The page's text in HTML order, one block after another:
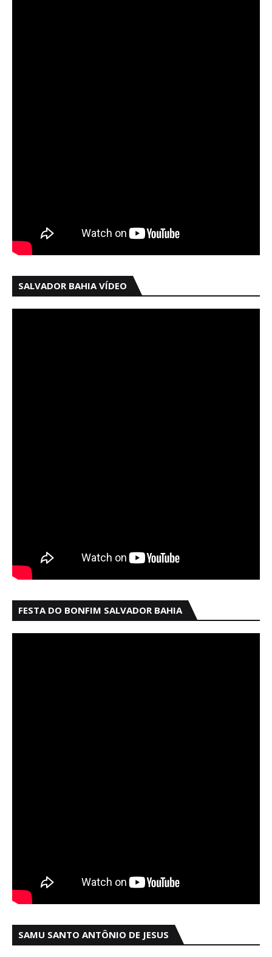
SALVADOR BAHIA VÍDEO
FESTA DO BONFIM SALVADOR BAHIA
SAMU SANTO ANTÔNIO DE JESUS